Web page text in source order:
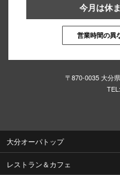
今月は休
営業時間の異
〒870-0035 大分
TEL:
大分オーパトップ
レストラン＆カフェ